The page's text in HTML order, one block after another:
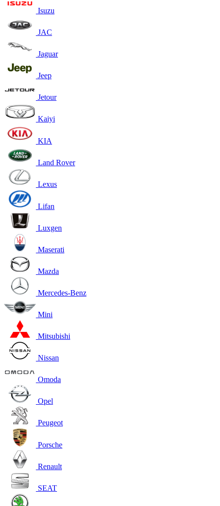
Isuzu
JAC
Jaguar
Jeep
Jetour
Kaiyi
KIA
Land Rover
Lexus
Lifan
Luxgen
Maserati
Mazda
Mercedes-Benz
Mini
Mitsubishi
Nissan
Omoda
Opel
Peugeot
Porsche
Renault
SEAT